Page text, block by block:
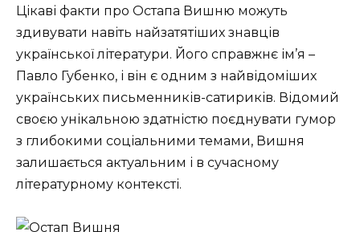
Цікаві факти про Остапа Вишню можуть
здивувати навіть найзатятіших знавців
української літератури. Його справжнє ім’я –
Павло Губенко, і він є одним з найвідоміших
українських письменників-сатириків. Відомий
своєю унікальною здатністю поєднувати гумор
з глибокими соціальними темами, Вишня
залишається актуальним і в сучасному
літературному контексті.